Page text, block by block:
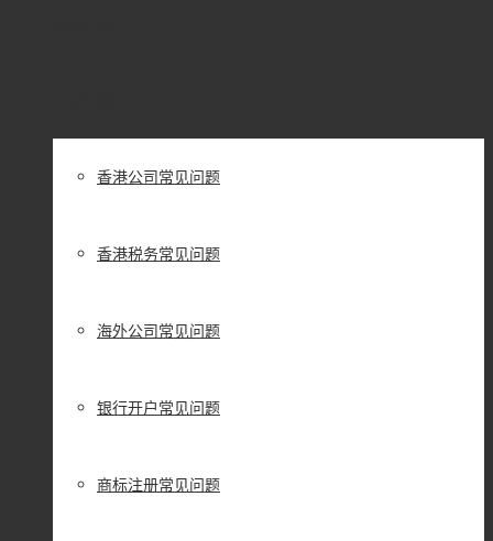
香港公司常见问题
香港税务常见问题
海外公司常见问题
银行开户常见问题
商标注册常见问题